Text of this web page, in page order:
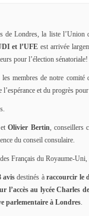
de Londres, la liste l’Union
et l’UFE est arrivée
pour l’élection sénatoriale!
membres de notre
et du progrès
Olivier Bertin, conseillers
du conseil consulaire.
Français du Royaume-Uni,
avis destinés àraccourcir le
l’accès au lycée Charles
parlementaire à Londres.